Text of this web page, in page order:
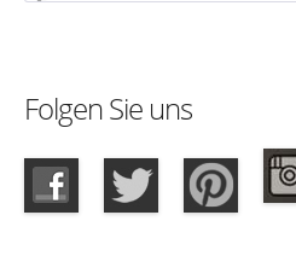
Folgen Sie uns